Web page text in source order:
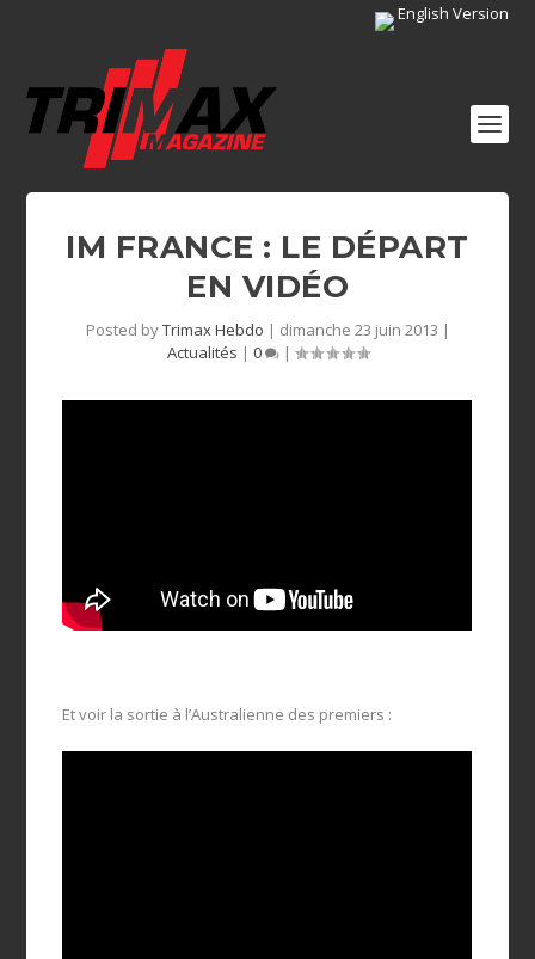
English Version
IM FRANCE : LE DÉPART
EN VIDÉO
Posted byTrimax Hebdo | dimanche 23 juin 2013 |
Actualités | 0 |
Et voir la sortie à l’Australienne des premiers :